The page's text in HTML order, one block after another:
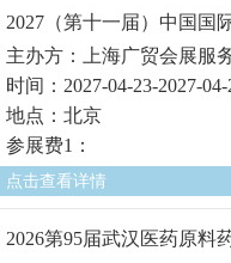
2027（第十一届）中国国
主办方：上海广贸会展服
时间：2027-04-23-2027-04-
地点：北京
参展费1：
点击查看详情
2026第95届武汉医药原料